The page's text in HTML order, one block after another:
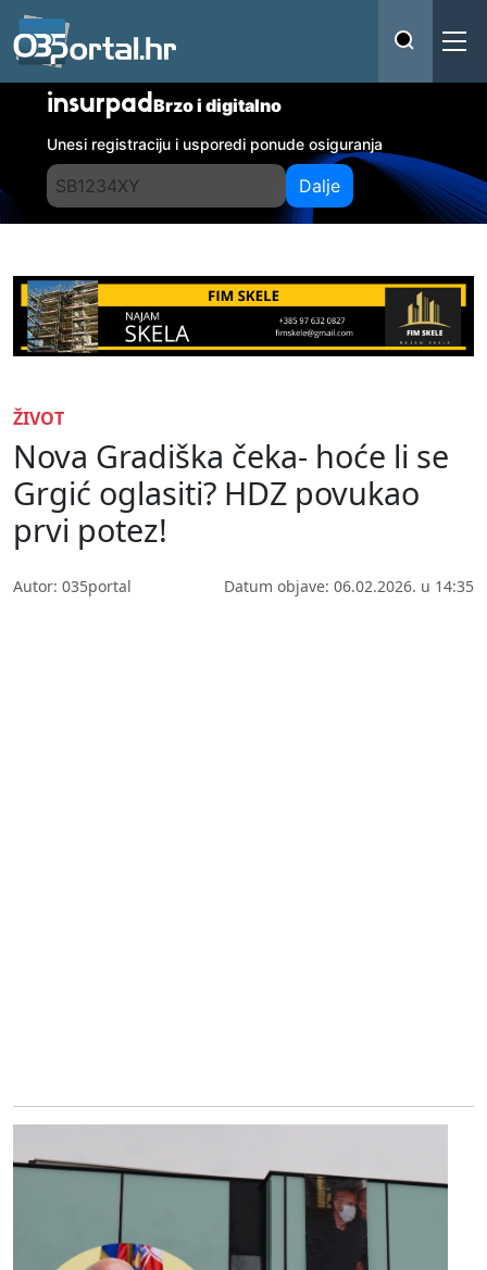
insurpadBrzo i digitalno
Unesi registraciju i usporedi ponude osiguranja
Dalje
ŽIVOT
Nova Gradiška čeka- hoće li se
Grgić oglasiti? HDZ povukao
prvi potez!
Autor: 035portal Datum objave: 06.02.2026. u 14:35